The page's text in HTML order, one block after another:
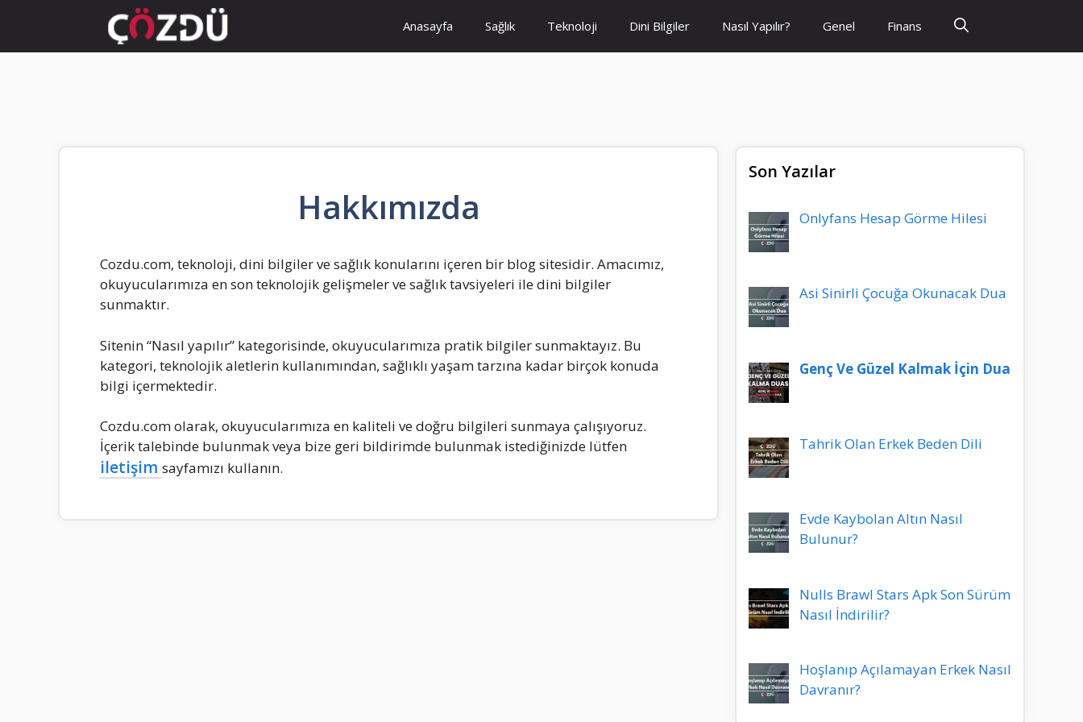
Anasayfa Sağlık Teknoloji Dini Bilgiler Nasıl Yapılır? Genel Finans
Hakkımızda
Cozdu.com, teknoloji, dini bilgiler ve sağlık konularını içeren bir blog sitesidir. Amacımız,
okuyucularımıza en son teknolojik gelişmeler ve sağlık tavsiyeleri ile dini bilgiler
sunmaktır.
Sitenin “Nasıl yapılır” kategorisinde, okuyucularımıza pratik bilgiler sunmaktayız. Bu
kategori, teknolojik aletlerin kullanımından, sağlıklı yaşam tarzına kadar birçok konuda
bilgi içermektedir.
Cozdu.com olarak, okuyucularımıza en kaliteli ve doğru bilgileri sunmaya çalışıyoruz.
İçerik talebinde bulunmak veya bize geri bildirimde bulunmak istediğinizde lütfen
iletişim sayfamızı kullanın.
Son Yazılar
Onlyfans Hesap Görme Hilesi
Asi Sinirli Çocuğa Okunacak Dua
Genç Ve Güzel Kalmak İçin Dua
Tahrik Olan Erkek Beden Dili
Evde Kaybolan Altın Nasıl
Bulunur?
Nulls Brawl Stars Apk Son Sürüm
Nasıl İndirilir?
Hoşlanıp Açılamayan Erkek Nasıl
Davranır?